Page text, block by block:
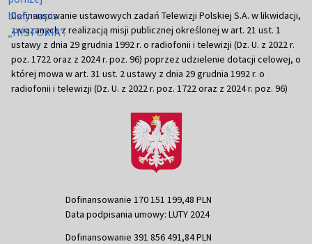
Dofinansowanie ustawowych zadań Telewizji Polskiej S.A. w likwidacji,
związanych z realizacją misji publicznej określonej w art. 21 ust. 1
ustawy z dnia 29 grudnia 1992 r. o radiofonii i telewizji (Dz. U. z 2022 r.
poz. 1722 oraz z 2024 r. poz. 96) poprzez udzielenie dotacji celowej, o
której mowa w art. 31 ust. 2 ustawy z dnia 29 grudnia 1992 r. o
radiofonii i telewizji (Dz. U. z 2022 r. poz. 1722 oraz z 2024 r. poz. 96)
Dofinansowanie 170 151 199,48 PLN
Data podpisania umowy: LUTY 2024
Dofinansowanie 391 856 491,84 PLN